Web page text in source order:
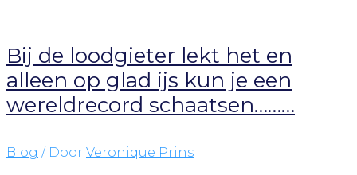
Bij de loodgieter lekt het en
alleen op glad ijs kun je een
wereldrecord schaatsen………
Blog / Door Veronique Prins